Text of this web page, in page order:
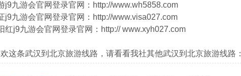
j9九游会官网登录官网：http://www.wh5858.com
j9九游会官网登录官网：http://www.visa027.com
红j9九游会官网登录官网：http:// www.xyh027.com
这条武汉到北京旅游线路，请看看我社其他武汉到北京旅游线路：